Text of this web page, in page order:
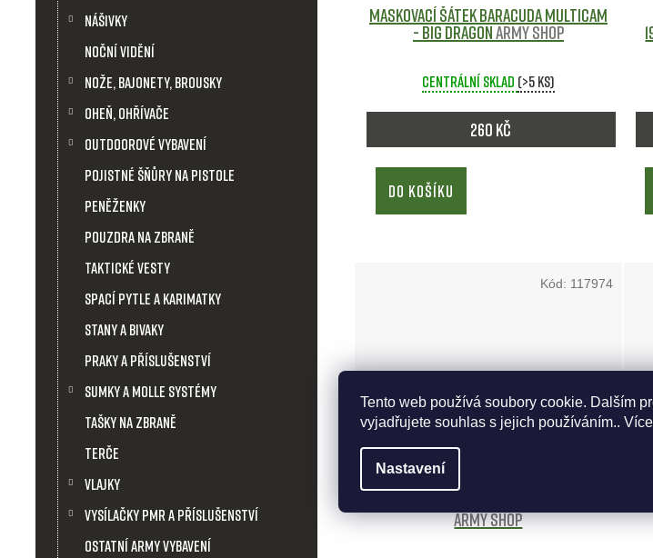
Tento web používá soubory cookie. Dalším
vyjadřujete souhlas s jejich používáním..
Nastavení
Nášivky
Noční vidění
Nože, bajonety, brousky
Oheň, ohřívače
Outdoorové vybavení
Pojistné šňůry na pistole
Peněženky
Pouzdra na zbraně
Taktické vesty
Spací pytle a karimatky
Stany a bivaky
Praky a příslušenství
Sumky a molle systémy
Tašky na zbraně
Terče
Vlajky
Vysílačky PMR a příslušenství
Ostatní army vybavení
Maskovací šátek Baracuda Multicam
- Big DragonArmy shop
Centrální sklad (>5 ks)
260 Kč
DO KOŠÍKU
Army shop
Kód: 117974